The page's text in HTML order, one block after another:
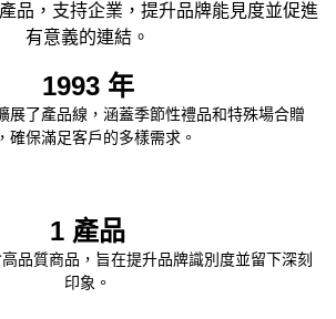
品，支持企業，提升品牌能見度並促進
有意義的連結。
1993 年
展了產品線，涵蓋季節性禮品和特殊場合贈
確保滿足客戶的多樣需求。
1 產品
品質商品，旨在提升品牌識別度並留下深刻
印象。